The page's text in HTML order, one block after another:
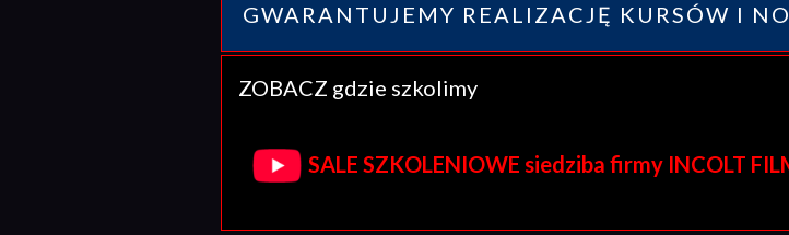
GWARANTUJEMY REALIZACJĘ KURSÓW I
ZOBACZ gdzie szkolimy
SALE SZKOLENIOWE siedziba firmy INCOLT